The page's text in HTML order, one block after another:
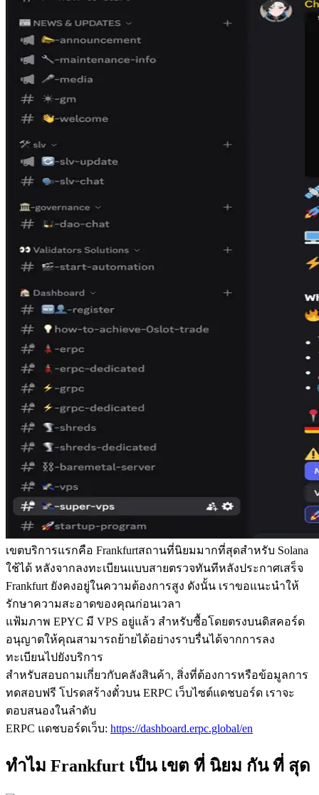
เขตบริการแรกคือ Frankfurtสถานที่นิยมมากที่สุดสําหรับ Solana
ใช้ได้ หลังจากลงทะเบียนแบบสายตรวจทันทีหลังประกาศเสร็จ
Frankfurt ยังคงอยู่ในความต้องการสูง ดังนั้น เราขอแนะนําให้
รักษาความสะอาดของคุณก่อนเวลา
แฟ้มภาพ EPYC มี VPS อยู่แล้ว สําหรับซื้อโดยตรงบนดิสคอร์ด
อนุญาตให้คุณสามารถย้ายได้อย่างราบรื่นได้จากการลง
ทะเบียนไปยังบริการ
สําหรับสอบถามเกี่ยวกับคลังสินค้า, สิ่งที่ต้องการหรือข้อมูลการ
ทดสอบฟรี โปรดสร้างตั๋วบน ERPC เว็บไซต์แดชบอร์ด เราจะ
ตอบสนองในลําดับ
ERPC แดชบอร์ดเว็บ: https://dashboard.erpc.global/en
ทําไม Frankfurt เป็น เขต ที่ นิยม กัน ที่ สุด